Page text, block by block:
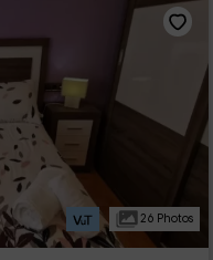
26 Photos